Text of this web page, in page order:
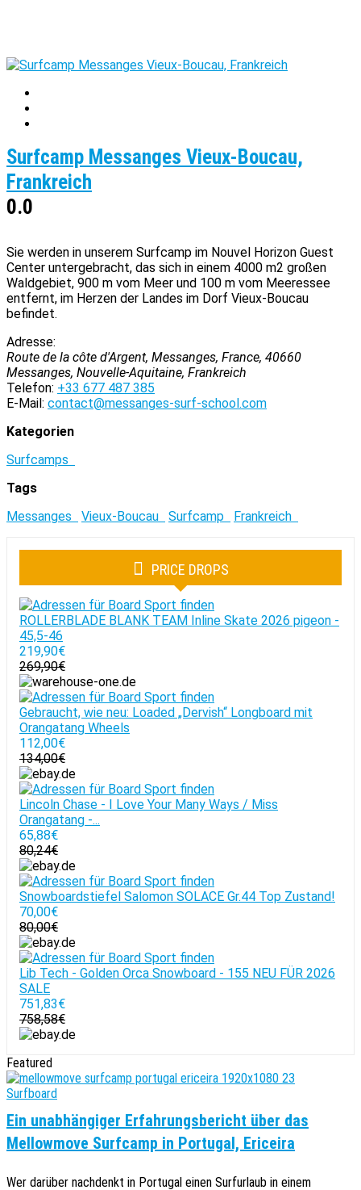
Surfcamp Messanges Vieux-Boucau,
Frankreich
0.0
Sie werden in unserem Surfcamp im Nouvel Horizon Guest
Center untergebracht, das sich in einem 4000 m2 großen
Waldgebiet, 900 m vom Meer und 100 m vom Meeressee
entfernt, im Herzen der Landes im Dorf Vieux-Boucau
befindet.
Adresse:
Route de la côte d'Argent, Messanges, France, 40660
Messanges, Nouvelle-Aquitaine, Frankreich
Telefon: +33 677 487 385
E-Mail: contact@messanges-surf-school.com
Kategorien
Surfcamps
Tags
Messanges
Vieux-Boucau Surfcamp Frankreich
PRICE DROPS
ROLLERBLADE BLANK TEAM Inline Skate 2026 pigeon -
45,5-46
219,90€
269,90€
Gebraucht, wie neu: Loaded „Dervish“ Longboard mit
Orangatang Wheels
112,00€
134,00€
Lincoln Chase - I Love Your Many Ways / Miss
Orangatang -...
65,88€
80,24€
Snowboardstiefel Salomon SOLACE Gr.44 Top Zustand!
70,00€
80,00€
Lib Tech - Golden Orca Snowboard - 155 NEU FÜR 2026
SALE
751,83€
758,58€
Featured
Surfboard
Ein unabhängiger Erfahrungsbericht über das
Mellowmove Surfcamp in Portugal, Ericeira
Wer darüber nachdenkt in Portugal einen Surfurlaub in einem